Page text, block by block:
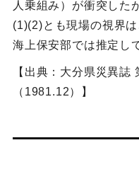
人乗組み）が衝突した
(1)(2)とも現場の視界
海上保安部では推定し
【出典：大分県災異
（1981.12）】